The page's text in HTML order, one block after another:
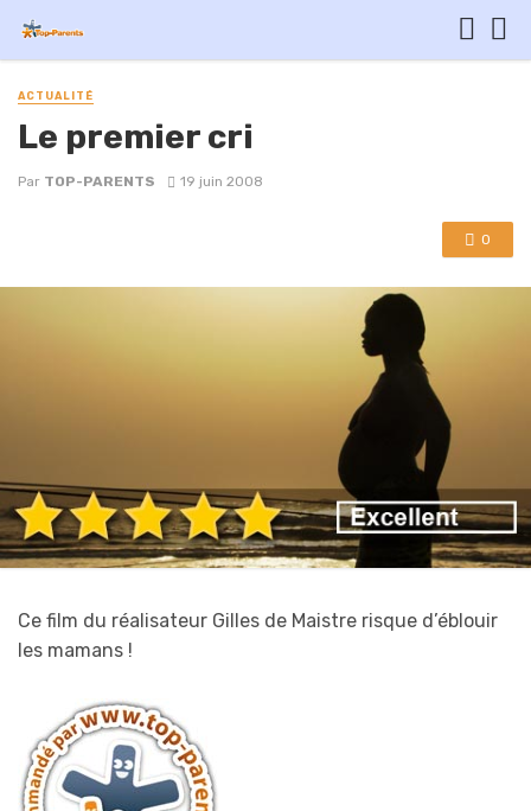
ACTUALITÉ
Le premier cri
Par TOP-PARENTS 19 juin 2008
0
Ce film du réalisateur Gilles de Maistre risque d’éblouir
les mamans !